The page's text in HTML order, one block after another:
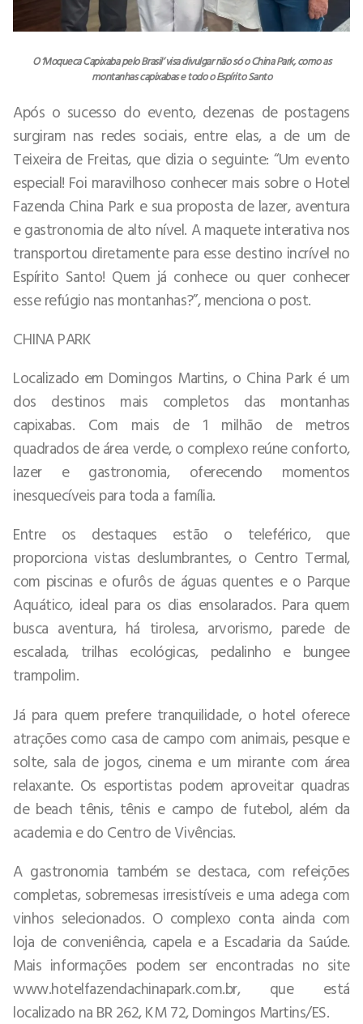
O ‘Moqueca Capixaba pelo Brasil’ visa divulgar não só o China Park, como as
montanhas capixabas e todo o Espírito Santo
Após o sucesso do evento, dezenas de postagens
surgiram nas redes sociais, entre elas, a de um de
Teixeira de Freitas, que dizia o seguinte: “Um evento
especial! Foi maravilhoso conhecer mais sobre o Hotel
Fazenda China Park e sua proposta de lazer, aventura
e gastronomia de alto nível. A maquete interativa nos
transportou diretamente para esse destino incrível no
Espírito Santo! Quem já conhece ou quer conhecer
esse refúgio nas montanhas?”, menciona o post.
CHINA PARK
Localizado em Domingos Martins, o China Park é um
dos destinos mais completos das montanhas
capixabas. Com mais de 1 milhão de metros
quadrados de área verde, o complexo reúne conforto,
lazer e gastronomia, oferecendo momentos
inesquecíveis para toda a família.
Entre os destaques estão o teleférico, que
proporciona vistas deslumbrantes, o Centro Termal,
com piscinas e ofurôs de águas quentes e o Parque
Aquático, ideal para os dias ensolarados. Para quem
busca aventura, há tirolesa, arvorismo, parede de
escalada, trilhas ecológicas, pedalinho e bungee
trampolim.
Já para quem prefere tranquilidade, o hotel oferece
atrações como casa de campo com animais, pesque e
solte, sala de jogos, cinema e um mirante com área
relaxante. Os esportistas podem aproveitar quadras
de beach tênis, tênis e campo de futebol, além da
academia e do Centro de Vivências.
A gastronomia também se destaca, com refeições
completas, sobremesas irresistíveis e uma adega com
vinhos selecionados. O complexo conta ainda com
loja de conveniência, capela e a Escadaria da Saúde.
Mais informações podem ser encontradas no site
www.hotelfazendachinapark.com.br, que está
localizado na BR 262, KM 72, Domingos Martins/ES.